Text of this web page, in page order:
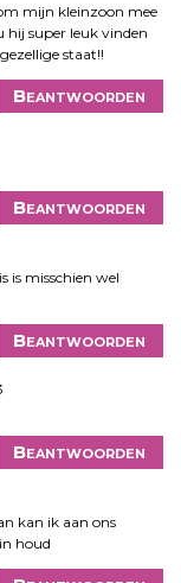
mijn kleinzoon mee
hij super leuk vinden
staat!!
Beantwoorden
Beantwoorden
is misschien wel
Beantwoorden
Beantwoorden
kan ik aan ons
houd